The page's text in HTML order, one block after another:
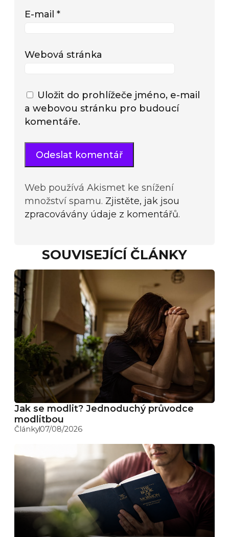
E-mail *
Webová stránka
Uložit do prohlížeče jméno, e-mail
a webovou stránku pro budoucí
komentáře.
Web používá Akismet ke snížení
množství spamu. Zjistěte, jak jsou
zpracovávány údaje z komentářů.
SOUVISEJÍCÍ ČLÁNKY
Jak se modlit? Jednoduchý průvodce
modlitbou
Články07/08/2026